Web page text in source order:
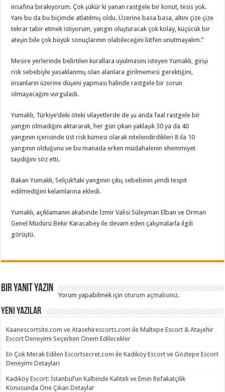
insafına bırakıyorum. Çok şükür ki yanan rastgele bir konut, tesis yok.
Yani bu da bu biçimde atlatılmış oldu. Üzerine basa basa, altını çize çize
tekrar tabir etmek istiyorum, yangın oluşturacak çok kolay, küçücük bir
ateşin bile çok büyük sonuçlarının olabileceğini lütfen unutmayalım.”
Mesire yerlerinde belirtilen kurallara uyulmasını isteyen Yumaklı, girişi
risk sebebiyle yasaklanmış olan alanlara girilmemesi gerektiğini,
insanların üzerine düşeni yapması halinde rastgele bir sorun
olmayacağını vurguladı.
Yumaklı, Türkiye’deki öteki vilayetlerde de şu anda faal rastgele bir
yangın olmadığını aktararak, her gün çıkan yaklaşık 30 ya da 40
yangının içerisinde üst risk kümesi olarak nitelendirdikleri 8 ila 10
yangının olduğunu ve bu manada erken müdahalenin ehemmiyet
taşıdığını söz etti.
Bakan Yumaklı, Selçuk’taki yangının çıkış sebebinin şimdi tespit
edilmediğini kelamlarına ekledi.
Yumaklı, açıklamanın akabinde İzmir Valisi Süleyman Elban ve Orman
Genel Müdürü Bekir Karacabey ile devam eden çalışmalarla ilgili
görüştü.
Bir yanıt yazın
Yorum yapabilmek içinoturum açmalısınız.
Yeni Yazılar
Kaanescortsite.com ve Atasehirescorts.com ile Maltepe Escort & Ataşehir
Escort Deneyimi Seçerken Önem Edilecekler
En Çok Merak Edilen Escortsecret.com ile Kadıköy Escort ve Göztepe Escort
Deneyimi Detayları
Kadıköy Escort: İstanbul’un Kalbinde Kaliteli ve Emin Refakatçilik
Konusunda Öne Çıkan Detaylar